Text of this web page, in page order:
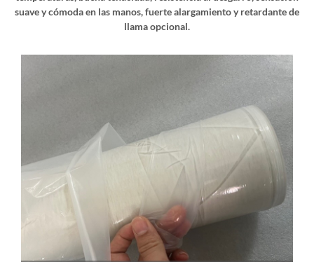
suave y cómoda en las manos, fuerte alargamiento y retardante de
llama opcional.